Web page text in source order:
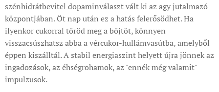
szénhidrátbevitel dopaminválaszt vált ki az agy jutalmazó
központjában. Öt nap után ez a hatás felerősödhet. Ha
ilyenkor cukorral töröd meg a böjtöt, könnyen
visszacsúszhatsz abba a vércukor-hullámvasútba, amelyből
éppen kiszálltál. A stabil energiaszint helyett újra jönnek az
ingadozások, az éhségrohamok, az "ennék még valamit"
impulzusok.